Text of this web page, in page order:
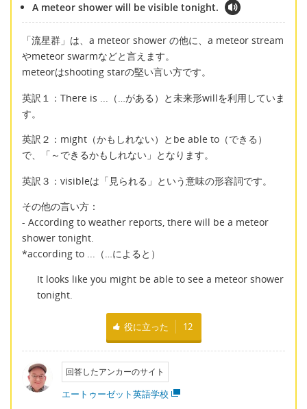
A meteor shower will be visible tonight.
「流星群」は、a meteor shower の他に、a meteor stream
やmeteor swarmなどと言えます。
meteorはshooting starの堅い言い方です。
英訳１：There is ...（…がある）と未来形willを利用していま
す。
英訳２：might（かもしれない）とbe able to（できる）
で、「～できるかもしれない」となります。
英訳３：visibleは「見られる」という意味の形容詞です。
その他の言い方：
- According to weather reports, there will be a meteor
shower tonight.
*according to ...（…によると）
It looks like you might be able to see a meteor shower
tonight.
役に立った 12
回答したアンカーのサイト
エートゥーゼット英語学校